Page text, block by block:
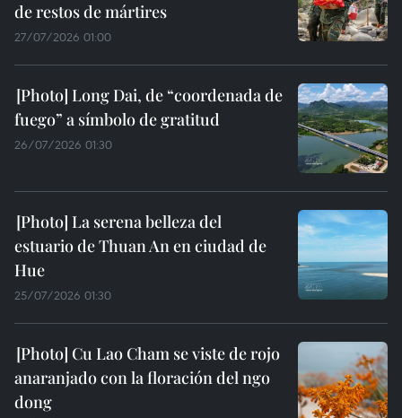
de restos de mártires
27/07/2026 01:00
Long Dai, de “coordenada de
fuego” a símbolo de gratitud
26/07/2026 01:30
La serena belleza del
estuario de Thuan An en ciudad de
Hue
25/07/2026 01:30
Cu Lao Cham se viste de rojo
anaranjado con la floración del ngo
dong